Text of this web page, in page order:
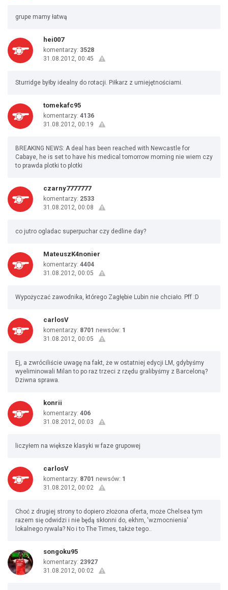
grupe mamy łatwą
hei007
komentarzy: 3528
31.08.2012, 00:45
Sturridge byłby idealny do rotacji. Piłkarz z umiejętnościami.
tomekafc95
komentarzy: 4136
31.08.2012, 00:19
BREAKING NEWS: A deal has been reached with Newcastle for
Cabaye, he is set to have his medical tomorrow morning nie wiem czy
to prawda plotki to plotki
czarny7777777
komentarzy: 2533
31.08.2012, 00:08
co jutro ogladac superpuchar czy dedline day?
MateuszK4nonier
komentarzy: 4404
31.08.2012, 00:05
Wypożyczać zawodnika, którego Zagłębie Lubin nie chciało. Pff :D
carlosV
komentarzy: 8701 newsów: 1
31.08.2012, 00:05
Ej, a zwróciliście uwagę na fakt, że w ostatniej edycji LM, gdybyśmy
wyeliminowali Milan to po raz trzeci z rzędu gralibyśmy z Barceloną?
Dziwna sprawa.
konrii
komentarzy: 406
31.08.2012, 00:03
liczyłem na większe klasyki w faze grupowej
carlosV
komentarzy: 8701 newsów: 1
31.08.2012, 00:02
Choć z drugiej strony to dopiero złożona oferta, może Chelsea tym
razem się odwidzi i nie będą skłonni do, ekhm, 'wzmocnienia'
lokalnego rywala? No i to The Times, także tego..
songoku95
komentarzy: 23927
31.08.2012, 00:02